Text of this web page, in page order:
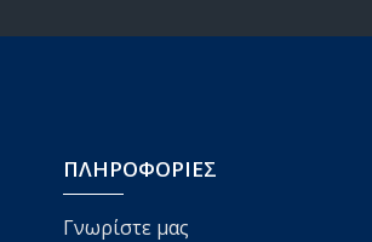
ΠΛΗΡΟΦΟΡΙΕΣ
Γνωρίστε μας